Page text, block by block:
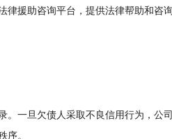
援助咨询平台，提供法律帮助和咨
一旦欠债人采取不良信用行为，公
序。